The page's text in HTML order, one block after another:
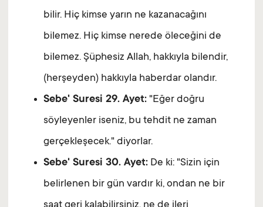
bilir. Hiç kimse yarın ne kazanacağını
bilemez. Hiç kimse nerede öleceğini de
bilemez. Şüphesiz Allah, hakkıyla bilendir,
(herşeyden) hakkıyla haberdar olandır.
Sebe' Suresi 29. Ayet: "Eğer doğru
söyleyenler iseniz, bu tehdit ne zaman
gerçekleşecek." diyorlar.
Sebe' Suresi 30. Ayet: De ki: "Sizin için
belirlenen bir gün vardır ki, ondan ne bir